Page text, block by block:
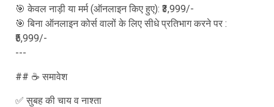
🎯 केवल नाड़ी या मर्म (ऑनलाइन किए हुए): ₹3,999/-
🎯 बिना ऑनलाइन कोर्स वालों के लिए सीधे प्रतिभाग करने पर :
₹5,999/-
---
## ☕ समावेश
✅ सुबह की चाय व नाश्ता